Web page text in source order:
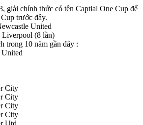
Thái Lan
UAE
Uzbekistan
Việt Nam
Yemen
Ấn độ
giải chính thức có tên Captial One Cup để
trước đây.
United
(8 lần)
trong 10 năm gần đây :
City
City
City
City
Utd